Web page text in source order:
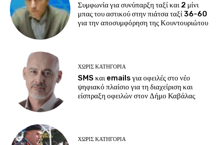
Συμφωνία για συνύπαρξη ταξί και 2 μίνι
μπας του αστικού στην πιάτσα ταξί 36-60
για την αποσυμφόρηση της Κουντουριώτου
ΧΩΡΊΣ ΚΑΤΗΓΟΡΊΑ
SMS και emails για οφειλές στο νέο
ψηφιακό πλαίσιο για τη διαχείριση και
είσπραξη οφειλών στον Δήμο Καβάλας
ΧΩΡΊΣ ΚΑΤΗΓΟΡΊΑ